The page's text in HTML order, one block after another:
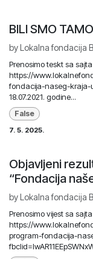
BILI SMO
byLokalna fondacija
Prenosimo teskt sa
https://
fondacija-naseg-kraja-
18.07.2021. godine...
False
7. 5. 2025.
Objavljeni
“Fondacija
byLokalna fondacija
Prenosimo vijest sa
https://
program-fondacija-